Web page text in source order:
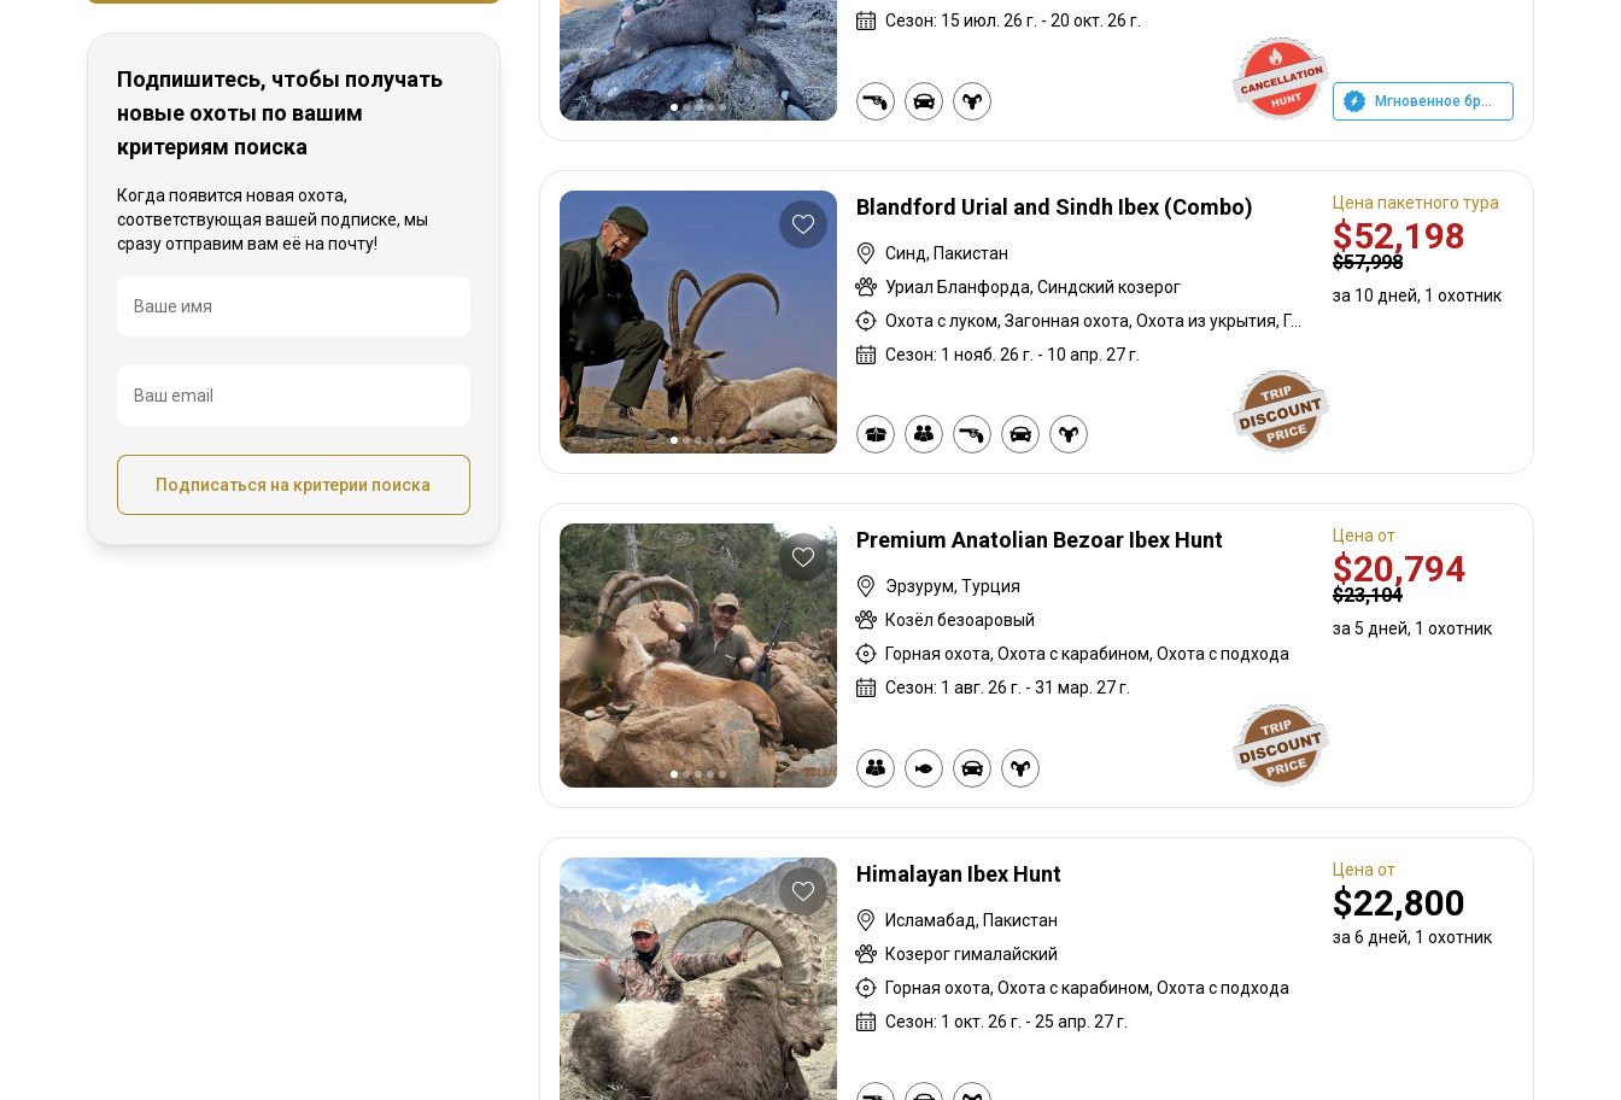
Подпишитесь, чтобы получать
новые охоты по вашим
критериям поиска
Когда появится новая охота,
соответствующая вашей подписке, мы
сразу отправим вам её на почту!
Название
Ваше имя
Ваш email
Подписаться на критерии поиска
Сезон: 15 июл. 26 г. - 20 окт. 26 г.
Мгновенное бронирование
Blandford Urial and Sindh Ibex (Combo)
Синд, Пакистан
Уриал Бланфорда, Синдский козерог
Охота с луком, Загонная охота, Охота из укрытия, Горная охота, Охота с карабином
Сезон: 1 нояб. 26 г. - 10 апр. 27 г.
Цена пакетного тура
$52,198
$57,998
за 10 дней, 1 охотник
Premium Anatolian Bezoar Ibex Hunt
Эрзурум, Турция
Козёл безоаровый
Горная охота, Охота с карабином, Охота с подхода
Сезон: 1 авг. 26 г. - 31 мар. 27 г.
Цена от
$20,794
$23,104
за 5 дней, 1 охотник
Himalayan Ibex Hunt
Исламабад, Пакистан
Козерог гималайский
Горная охота, Охота с карабином, Охота с подхода
Сезон: 1 окт. 26 г. - 25 апр. 27 г.
Цена от
$22,800
за 6 дней, 1 охотник